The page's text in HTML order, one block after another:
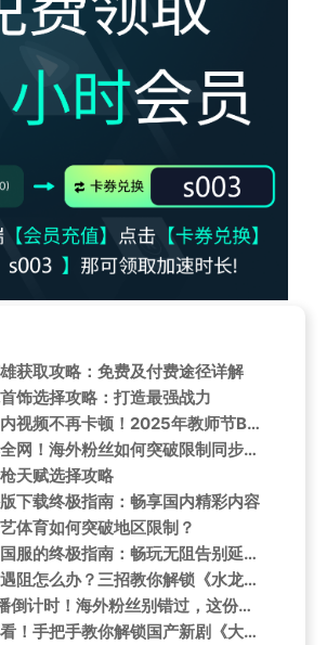
获取攻略：免费及付费途径详解
饰选择攻略：打造最强战力
海外华人看国内视频不再卡顿！2025年教师节B站神仙打架现场实录
肖战直播引爆全网！海外粉丝如何突破限制同步追星？
天赋选择攻略
下载终极指南：畅享国内精彩内容
体育如何突破地区限制？
国外玩阴阳师国服的终极指南：畅玩无阻告别延迟！
海外华人追剧遇阻怎么办？三招教你解锁《水龙吟》等国内热门影视资源
马嘉祺B站直播倒计时！海外粉丝别错过，这份观看指南请收好
海外追剧党必看！手把手教你解锁国产新剧《大爷与有爱》